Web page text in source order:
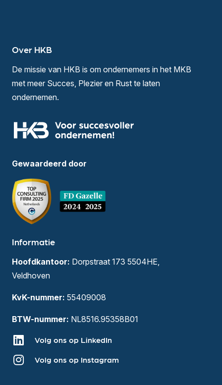
Over HKB
De missie van HKB is om ondernemers in het MKB
met meer Succes, Plezier en Rust te laten
ondernemen.
Gewaardeerd door
Informatie
Hoofdkantoor: Dorpstraat 173 5504HE,
Veldhoven
KvK-nummer: 55409008
BTW-nummer: NL8516.95358B01
Volg ons op LinkedIn
Volg ons op Instagram